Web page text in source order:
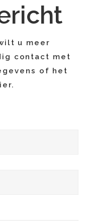
u meer
contact met
of het